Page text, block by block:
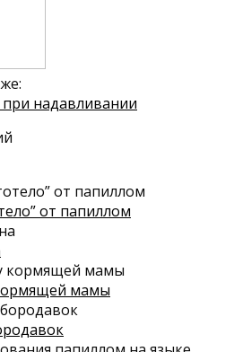
при надавливании
от папиллом
мамы